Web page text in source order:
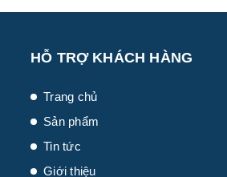
HỖ TRỢ KHÁCH HÀNG
Trang chủ
Sản phẩm
Tin tức
Giới thiệu